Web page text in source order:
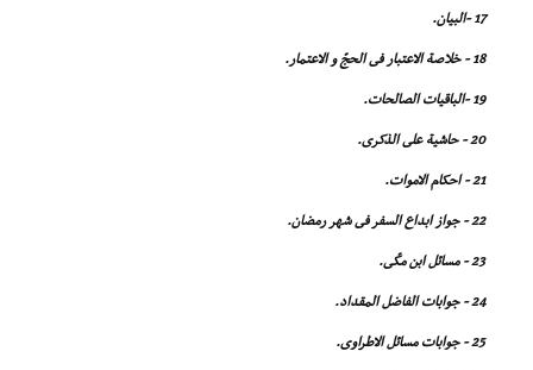
17 -البیان.
18 - خلاصة الاعتبار فى الحجّ و الاعتمار.
19 -الباقیات الصالحات.
20 - حاشیة على الذکرى.
21 - احکام الاموات.
22 - جواز ابداع السفر فى شهر رمضان.
23 - مسائل ابن مکّى.
24 - جوابات الفاضل المقداد.
25 - جوابات مسائل الاطراوى.